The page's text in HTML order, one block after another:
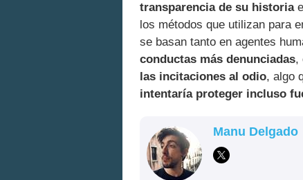
transparencia de su historia
los métodos que utilizan para
se basan tanto en agentes
conductas más denunciadas,
las incitaciones al odio, algo
intentaría proteger incluso
Manu Delgado